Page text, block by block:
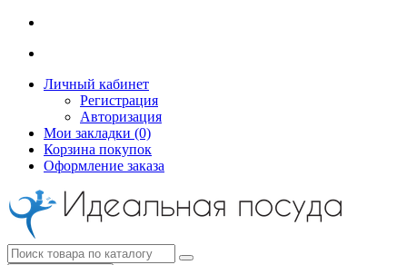
Личный кабинет
Регистрация
Авторизация
Мои закладки (0)
Корзина покупок
Оформление заказа